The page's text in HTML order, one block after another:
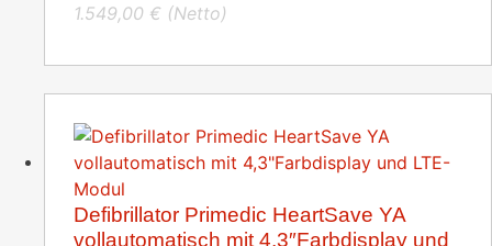
1.549,00 € (Netto)
Defibrillator Primedic HeartSave YA
vollautomatisch mit 4,3″Farbdisplay und